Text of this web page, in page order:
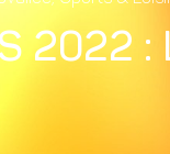
2022 :